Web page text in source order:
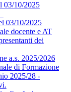
03/10/2025
03/10/2025
docente e AT
dei
a.s. 2025/2026
di Formazione
2025/28 -